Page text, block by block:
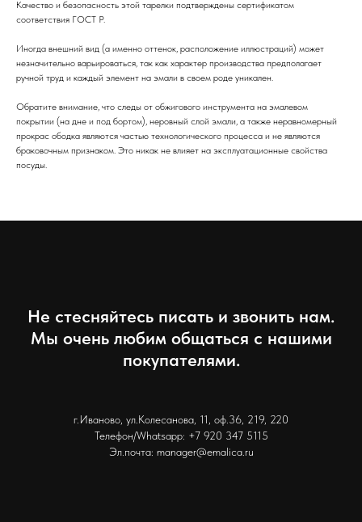
Качество и безопасность этой тарелки подтверждены сертификатом
соответствия ГОСТ Р.
Иногда внешний вид (а именно оттенок, расположение иллюстраций) может
незначительно варьироваться, так как характер производства предполагает
ручной труд и каждый элемент на эмали в своем роде уникален.
Обратите внимание, что следы от обжигового инструмента на эмалевом
покрытии (на дне и под бортом), неровный слой эмали, а также неравномерный
прокрас ободка являются частью технологического процесса и не являются
браковочным признаком. Это никак не влияет на эксплуатационные свойства
посуды.
Не стесняйтесь писать и звонить нам.
Мы очень любим общаться с нашими
покупателями.
г.Иваново, ул.Колесанова, 11, оф.36, 219, 220
Телефон/Whatsapp: +7 920 347 5115
Эл.почта: manager@emalica.ru